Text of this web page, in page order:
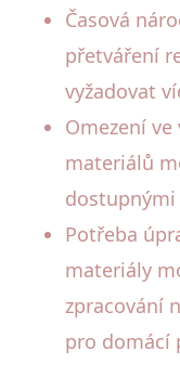
Časová
přetváření
vyžadovat
Omezení
materiálů
Potřeba
materiály
zpracování
pro domácí